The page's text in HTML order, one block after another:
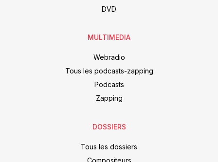
DVD
MULTIMEDIA
Webradio
Tous les podcasts-zapping
Podcasts
Zapping
DOSSIERS
Tous les dossiers